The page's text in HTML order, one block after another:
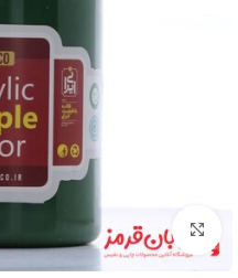
بزرگنمایی تصویر